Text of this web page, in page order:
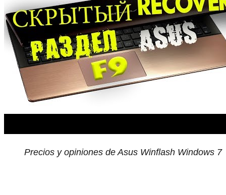
Precios y opiniones de Asus Winflash Windows 7